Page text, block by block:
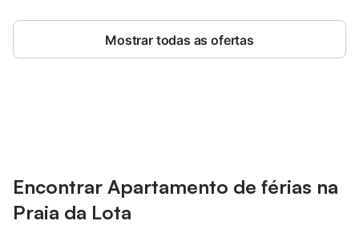
Mostrar todas as ofertas
Encontrar Apartamento de férias na
Praia da Lota